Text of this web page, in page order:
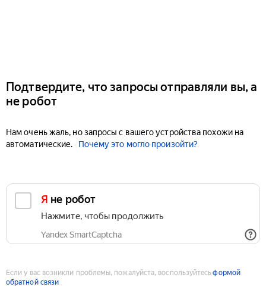
Подтвердите, что запросы отправляли вы, а
не робот
Нам очень жаль, но запросы с вашего устройства похожи на
автоматические.
Почему это могло произойти?
Я не робот
Нажмите, чтобы продолжить
Yandex SmartCaptcha
Если у вас возникли проблемы, пожалуйста, воспользуйтесьформой
обратной связи